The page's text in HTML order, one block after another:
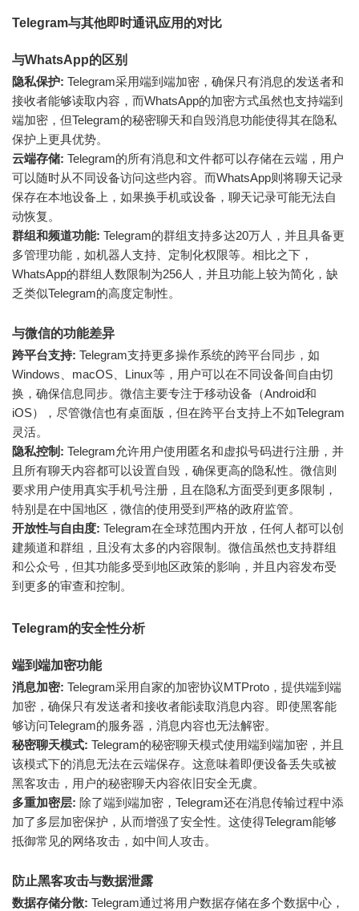
Telegram与其他即时通讯应用的对比
与WhatsApp的区别
隐私保护: Telegram采用端到端加密，确保只有消息的发送者和
接收者能够读取内容，而WhatsApp的加密方式虽然也支持端到
端加密，但Telegram的秘密聊天和自毁消息功能使得其在隐私
保护上更具优势。
云端存储: Telegram的所有消息和文件都可以存储在云端，用户
可以随时从不同设备访问这些内容。而WhatsApp则将聊天记录
保存在本地设备上，如果换手机或设备，聊天记录可能无法自
动恢复。
群组和频道功能: Telegram的群组支持多达20万人，并且具备更
多管理功能，如机器人支持、定制化权限等。相比之下，
WhatsApp的群组人数限制为256人，并且功能上较为简化，缺
乏类似Telegram的高度定制性。
与微信的功能差异
跨平台支持: Telegram支持更多操作系统的跨平台同步，如
Windows、macOS、Linux等，用户可以在不同设备间自由切
换，确保信息同步。微信主要专注于移动设备（Android和
iOS），尽管微信也有桌面版，但在跨平台支持上不如Telegram
灵活。
隐私控制: Telegram允许用户使用匿名和虚拟号码进行注册，并
且所有聊天内容都可以设置自毁，确保更高的隐私性。微信则
要求用户使用真实手机号注册，且在隐私方面受到更多限制，
特别是在中国地区，微信的使用受到严格的政府监管。
开放性与自由度: Telegram在全球范围内开放，任何人都可以创
建频道和群组，且没有太多的内容限制。微信虽然也支持群组
和公众号，但其功能多受到地区政策的影响，并且内容发布受
到更多的审查和控制。
Telegram的安全性分析
端到端加密功能
消息加密: Telegram采用自家的加密协议MTProto，提供端到端
加密，确保只有发送者和接收者能读取消息内容。即使黑客能
够访问Telegram的服务器，消息内容也无法解密。
秘密聊天模式: Telegram的秘密聊天模式使用端到端加密，并且
该模式下的消息无法在云端保存。这意味着即便设备丢失或被
黑客攻击，用户的秘密聊天内容依旧安全无虞。
多重加密层: 除了端到端加密，Telegram还在消息传输过程中添
加了多层加密保护，从而增强了安全性。这使得Telegram能够
抵御常见的网络攻击，如中间人攻击。
防止黑客攻击与数据泄露
数据存储分散: Telegram通过将用户数据存储在多个数据中心，